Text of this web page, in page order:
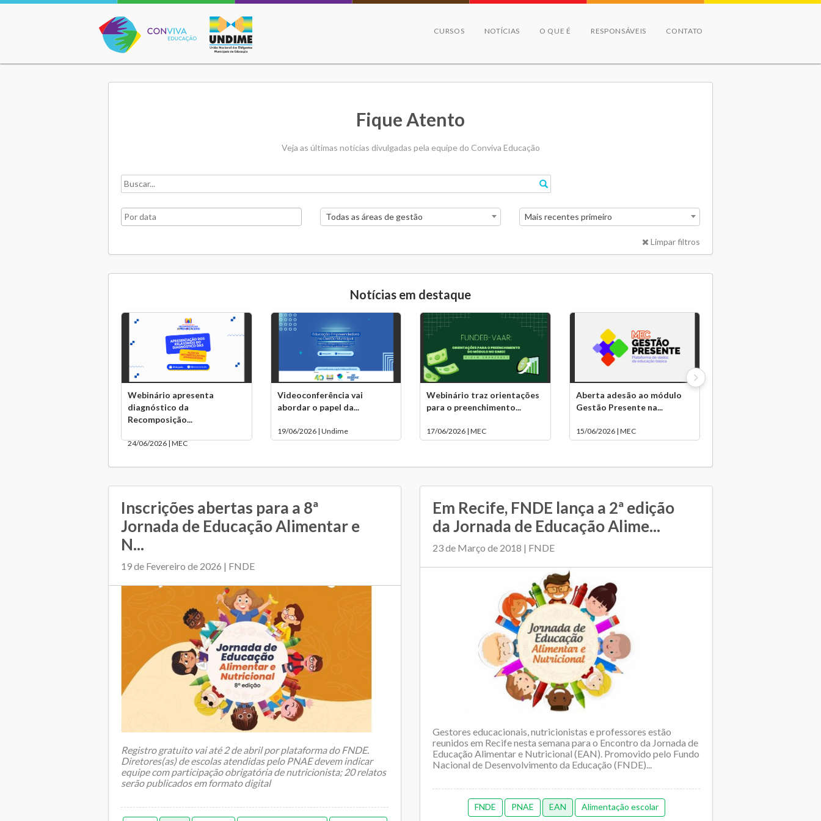
Conviva Educação
CURSOS NOTÍCIAS O QUE É RESPONSÁVEIS CONTATO
Fique Atento
Veja as últimas notícias divulgadas pela equipe do Conviva Educação
Todas as áreas de gestão Mais recentes primeiro
Limpar filtros
Notícias em destaque
Webinário apresenta
diagnóstico da
Recomposição...
24/06/2026 | MEC
Videoconferência vai
abordar o papel da...
19/06/2026 | Undime
Webinário traz orientações
para o preenchimento...
17/06/2026 | MEC
Aberta adesão ao módulo
Gestão Presente na...
15/06/2026 | MEC
Inscrições abertas para a 8ª
Jornada de Educação Alimentar e
N...
19 de Fevereiro de 2026 | FNDE
Registro gratuito vai até 2 de abril por plataforma do FNDE.
Diretores(as) de escolas atendidas pelo PNAE devem indicar
equipe com participação obrigatória de nutricionista; 20 relatos
serão publicados em formato digital
Em Recife, FNDE lança a 2ª edição
da Jornada de Educação Alime...
23 de Março de 2018 | FNDE
Gestores educacionais, nutricionistas e professores estão
reunidos em Recife nesta semana para o Encontro da Jornada de
Educação Alimentar e Nutricional (EAN). Promovido pelo Fundo
Nacional de Desenvolvimento da Educação (FNDE)...
FNDE PNAE EAN Alimentação escolar